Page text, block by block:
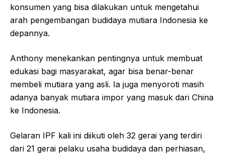
konsumen yang bisa dilakukan untuk mengetahui
arah pengembangan budidaya mutiara Indonesia ke
depannya.
Anthony menekankan pentingnya untuk membuat
edukasi bagi masyarakat, agar bisa benar-benar
membeli mutiara yang asli. Ia juga menyoroti masih
adanya banyak mutiara impor yang masuk dari China
ke Indonesia.
Gelaran IPF kali ini diikuti oleh 32 gerai yang terdiri
dari 21 gerai pelaku usaha budidaya dan perhiasan,